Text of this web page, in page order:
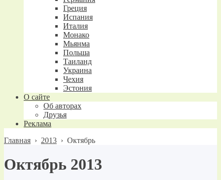
Греция
Испания
Италия
Монако
Мьянма
Польша
Таиланд
Украина
Чехия
Эстония
О сайте
Об авторах
Друзья
Реклама
Главная › 2013 › Октябрь
Октябрь 2013